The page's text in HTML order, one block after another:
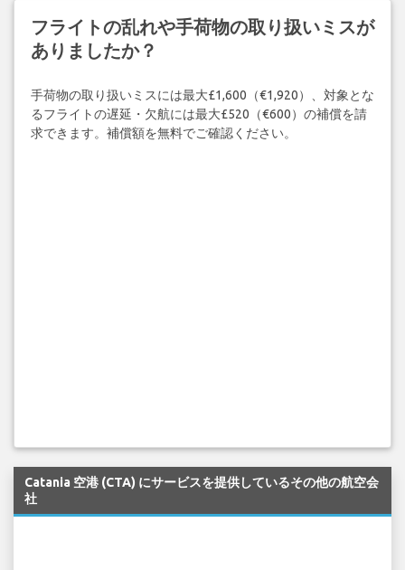
今すぐ請求してください！
フライトの乱れや手荷物の取り扱いミスが
ありましたか？